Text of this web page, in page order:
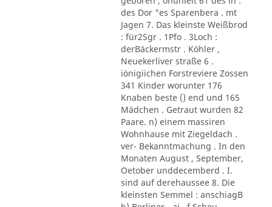
des Dor "es Sparenbera . mt
Jagen 7. Das kleinste Weißbrod
: für2Sgr . 1Pfo . 3Loch :
derBäckermstr . Köhler ,
Neuekerliver straße 6 .
iönigiichen Forstreviere Zossen
341 Kinder worunter 176
Knaben beste () end und 165
Mädchen . Getraut wurden 82
Paare. n) einem massiren
Wohnhause mit Ziegeldach .
ver- Bekanntmachung . In den
Monaten August , September,
Oetober unddecemberd . I.
sind auf derehaussee 8. Die
kleinsten Semmel : anschiagB